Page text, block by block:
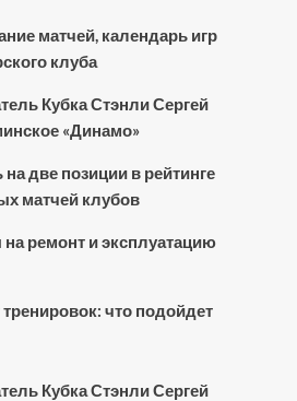
матчей, календарь игр
клуба
Кубка Стэнли Сергей
«Динамо»
две позиции в рейтинге
матчей клубов
ремонт и эксплуатацию
что подойдет
Кубка Стэнли Сергей